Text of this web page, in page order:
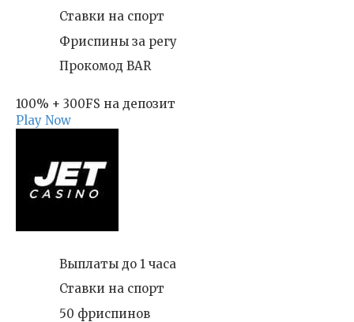
Ставки на спорт
Фриспины за регу
Прокомод BAR
100% + 300FS на депозит
Play Now
Выплаты до 1 часа
Ставки на спорт
50 фриспинов